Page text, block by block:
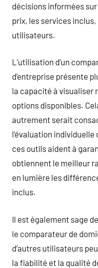
décisions informées
prix, les services
utilisateurs.
L’utilisation d’un
d’entreprise présente
la capacité à visualiser
options disponibles.
autrement serait
l’évaluation
ces outils aident à
obtiennent le meilleur
en lumière les
inclus.
Il est également sage
le comparateur de
d’autres utilisateurs
la fiabilité et la qualité